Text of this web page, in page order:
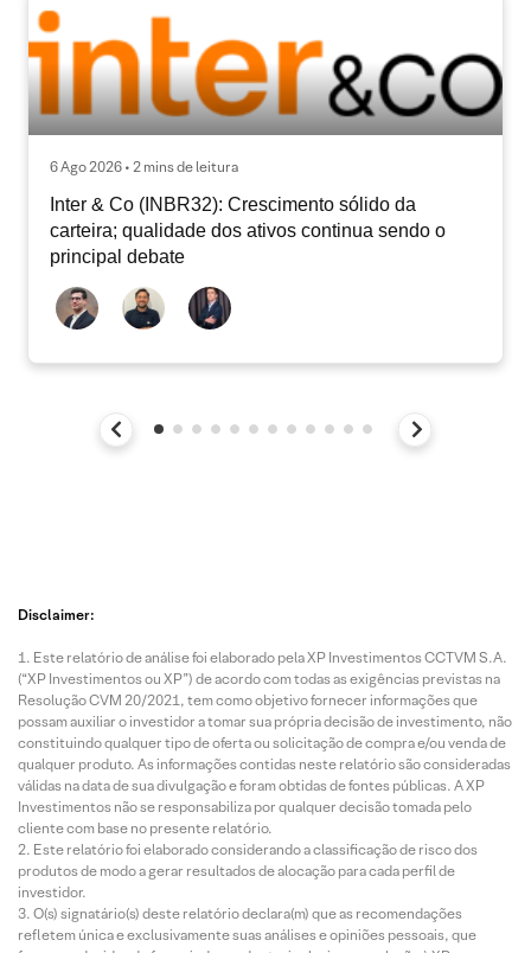
6 Ago 2026 • 2 mins de leitura
Inter & Co (INBR32): Crescimento sólido da
carteira; qualidade dos ativos continua sendo o
principal debate
Disclaimer:
Este relatório de análise foi elaborado pela XP Investimentos CCTVM S.A.
(“XP Investimentos ou XP”) de acordo com todas as exigências previstas na
Resolução CVM 20/2021, tem como objetivo fornecer informações que
possam auxiliar o investidor a tomar sua própria decisão de investimento, não
constituindo qualquer tipo de oferta ou solicitação de compra e/ou venda de
qualquer produto. As informações contidas neste relatório são consideradas
válidas na data de sua divulgação e foram obtidas de fontes públicas. A XP
Investimentos não se responsabiliza por qualquer decisão tomada pelo
cliente com base no presente relatório.
Este relatório foi elaborado considerando a classificação de risco dos
produtos de modo a gerar resultados de alocação para cada perfil de
investidor.
O(s) signatário(s) deste relatório declara(m) que as recomendações
refletem única e exclusivamente suas análises e opiniões pessoais, que